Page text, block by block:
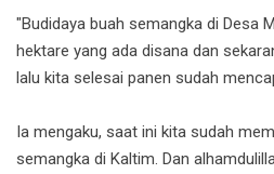
"Budidaya buah semangka di Desa
hektare yang ada disana dan
lalu kita selesai panen sudah
Ia mengaku, saat ini kita sudah
semangka di Kaltim. Dan